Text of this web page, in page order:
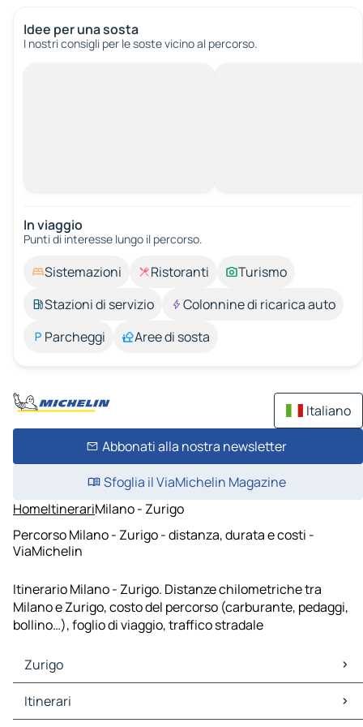
Idee per una sosta
I nostri consigli per le soste vicino al percorso.
In viaggio
Punti di interesse lungo il percorso.
Sistemazioni Ristoranti
Turismo
Stazioni di servizio
Colonnine di ricarica auto
Parcheggi
Aree di sosta
Italiano
Abbonati alla nostra newsletter
Sfoglia il ViaMichelin Magazine
HomeItinerariMilano - Zurigo
Percorso Milano - Zurigo - distanza, durata e costi -
ViaMichelin
Itinerario Milano - Zurigo. Distanze chilometriche tra
Milano e Zurigo, costo del percorso (carburante, pedaggi,
bollino…), foglio di viaggio, traffico stradale
Zurigo
Zurigo Mappe Piantine
Zurigo Traffico
Itinerari